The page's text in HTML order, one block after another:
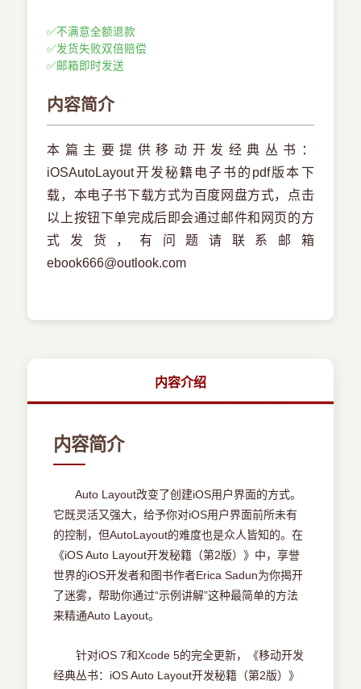
✅不满意全额退款
✅发货失败双倍赔偿
✅邮箱即时发送
内容简介
本篇主要提供移动开发经典丛书：
iOSAutoLayout开发秘籍电子书的pdf版本下
载，本电子书下载方式为百度网盘方式，点击
以上按钮下单完成后即会通过邮件和网页的方
式发货，有问题请联系邮箱
ebook666@outlook.com
内容介绍
内容简介
Auto Layout改变了创建iOS用户界面的方式。
它既灵活又强大，给予你对iOS用户界面前所未有
的控制，但AutoLayout的难度也是众人皆知的。在
《iOS Auto Layout开发秘籍（第2版）》中，享誉
世界的iOS开发者和图书作者Erica Sadun为你揭开
了迷雾，帮助你通过“示例讲解”这种最简单的方法
来精通Auto Layout。
针对iOS 7和Xcode 5的完全更新，《移动开发
经典丛书：iOS Auto Layout开发秘籍（第2版）》